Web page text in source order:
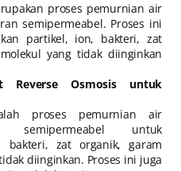
proses pemurnian air
semipermeabel. Proses ini
partikel, ion, bakteri, zat
yang tidak diinginkan
Reverse Osmosis untuk
proses pemurnian air
semipermeabel untuk
bakteri, zat organik, garam
diinginkan. Proses ini juga